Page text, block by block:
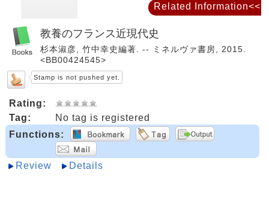
教養のフランス近現代史
杉本淑彦, 竹中幸史編著. -- ミネルヴァ書房, 2015.
<BB00424545>
Stamp is not pushed yet.
Rating:
Tag:
No tag is registered
Functions:
Review Details
Related Information<<